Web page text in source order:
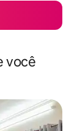
você